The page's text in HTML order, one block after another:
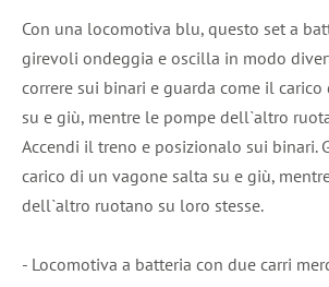
Con una locomotiva blu, questo set a
girevoli ondeggia e oscilla in modo
correre sui binari e guarda come il
su e giù, mentre le pompe dell`altro
Accendi il treno e posizionalo sui binari.
carico di un vagone salta su e giù,
dell`altro ruotano su loro stesse.
- Locomotiva a batteria con due carri